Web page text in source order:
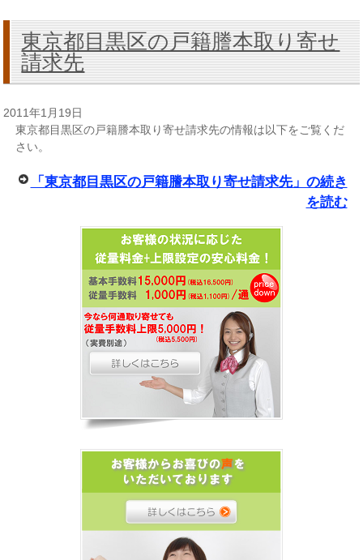
東京都目黒区の戸籍謄本取り寄せ
請求先
2011年1月19日
東京都目黒区の戸籍謄本取り寄せ請求先の情報は以下をご覧くだ
さい。
「東京都目黒区の戸籍謄本取り寄せ請求先」の続き
を読む